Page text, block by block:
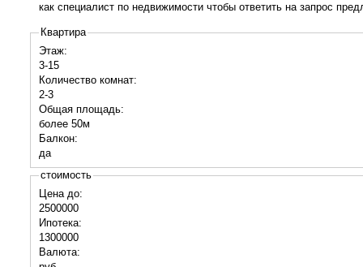
как специалист по недвижимости чтобы ответить на запрос
Квартира
Этаж:
3-15
Количество комнат:
2-3
Общая площадь:
более 50м
Балкон:
да
стоимость
Цена до:
2500000
Ипотека:
1300000
Валюта: